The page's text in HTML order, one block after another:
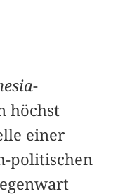
-
höchst
einer
politischen